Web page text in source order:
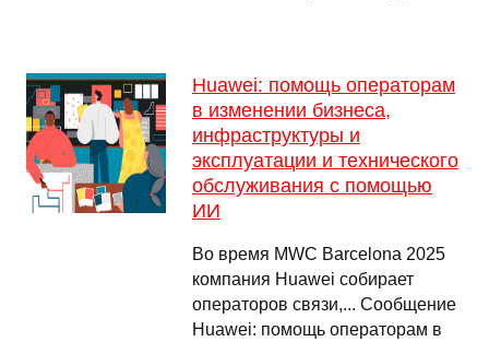
Huawei: помощь операторам
в изменении бизнеса,
инфраструктуры и
эксплуатации и технического
обслуживания с помощью
ИИ
Во время MWC Barcelona 2025
компания Huawei собирает
операторов связи,... Сообщение
Huawei: помощь операторам в